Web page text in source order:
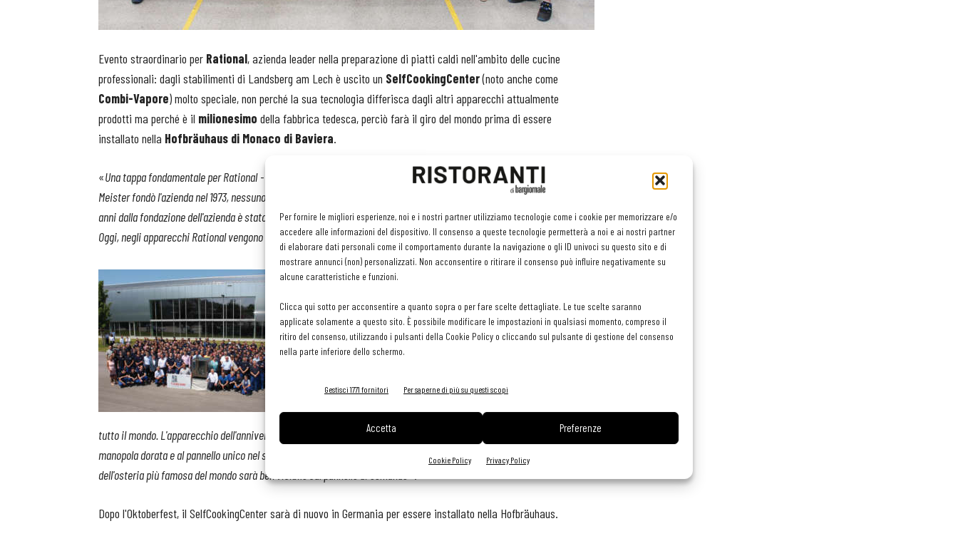
Per fornire le migliori esperienze, noi e i nostri partner utilizziamo tecnologie come i cookie per memorizzare e/o
accedere alle informazioni del dispositivo. Il consenso a queste tecnologie permetterà a noi e ai nostri partner
di elaborare dati personali come il comportamento durante la navigazione o gli ID univoci su questo sito e di
mostrare annunci (non) personalizzati. Non acconsentire o ritirare il consenso può influire negativamente su
alcune caratteristiche e funzioni.
Clicca qui sotto per acconsentire a quanto sopra o per fare scelte dettagliate. Le tue scelte saranno
applicate solamente a questo sito. È possibile modificare le impostazioni in qualsiasi momento, compreso il
ritiro del consenso, utilizzando i pulsanti della Cookie Policy o cliccando sul pulsante di gestione del consenso
nella parte inferiore dello schermo.
Gestisci 1771 fornitori Per saperne di più su questi scopi
Accetta Preferenze
Cookie Policy Privacy Policy
Evento straordinario per Rational, azienda leader nella preparazione di piatti caldi nell'ambito delle cucine
professionali: dagli stabilimenti di Landsberg am Lech è uscito un SelfCookingCenter(noto anche come
Combi-Vapore) molto speciale, non perché la sua tecnologia differisca dagli altri apparecchi attualmente
prodotti ma perché è il milionesimo della fabbrica tedesca, perciò farà il giro del mondo prima di essere
installato nella Hofbräuhaus di Monaco di Baviera.
«Una tappa fondamentale per Rational- spiega , direttore tecnico dell’azienda -
Meister fondò l'azienda nel 1973, nessuno poteva immaginare quanto successo avrebbe avuto in breve tempo. A soli tre
anni dalla fondazione dell'azienda è stato prodotto il Combi-Vapore e da allora la tecnologia ha continuato a evolversi.
Oggi, negli apparecchi Rational vengono preparati ogni giorno più di 130 milioni di pasti in tutto il mondo».
Fin dal primo giorno, gli abitanti di Landsberg si sono
persone che lavorano nelle cucine industriali di tutto il
mondo. «Ed è proprio con queste persone che vogliamo
festeggiare il nostro anniversario" -
perché è stato deciso di mandare il milionesimo Combi-Vapore
in giro per il mondo e di mostrarlo alle fiere più importanti di
tutto il mondo. L'apparecchio dell'anniversario sarà facilmente riconoscibile grazie alla scritta "1.000.000", alla
manopola dorata e al pannello unico nel suo genere. Il SelfCookingCenter andrà nella Hofbräuhaus, quindi il logo
dell'osteria più famosa del mondo sarà ben visibile sul pannello di comando
Dopo l'Oktoberfest, il SelfCookingCenter sarà di nuovo in Germania per essere installato nella Hofbräuhaus.